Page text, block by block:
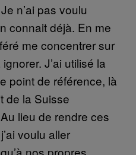
n’ai pas voulu
connait déjà. En me
me concentrer sur
J’ai utilisé la
point de référence, là
de la Suisse
lieu de rendre ces
voulu aller
nos propres